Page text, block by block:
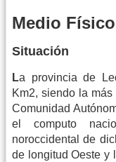
Medio Físico
Situación
La provincia de
Km2, siendo la
Comunidad
el computo
noroccidental de
de longitud Oeste y